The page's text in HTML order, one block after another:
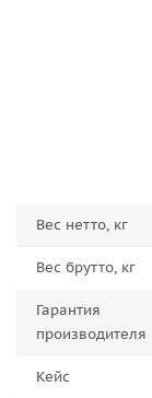
Вес нетто, кг
Вес брутто, кг
Гарантия
производителя
Кейс